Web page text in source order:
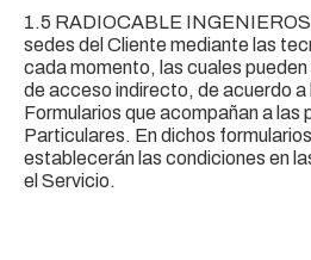
1.5 RADIOCABLE
sedes del Cliente mediante las
cada momento, las cuales
de acceso indirecto, de acuerdo a
Formularios que acompañan a las
Particulares. En dichos
establecerán las condiciones en
el Servicio.